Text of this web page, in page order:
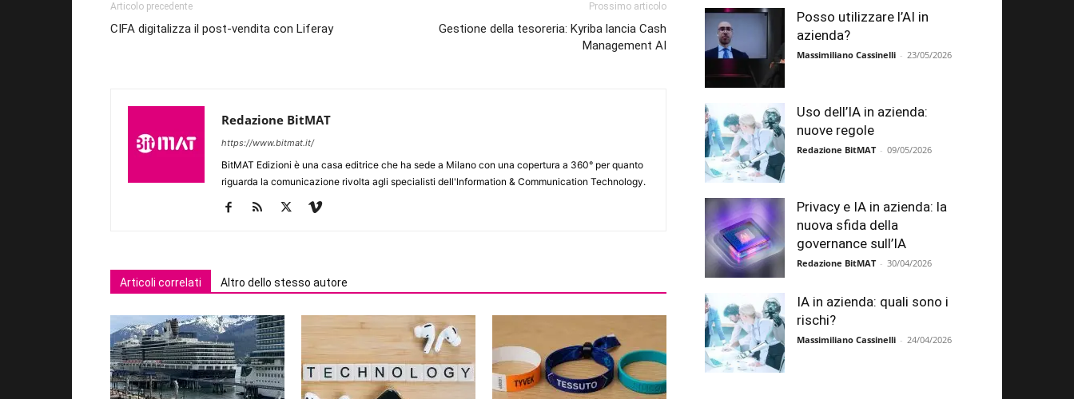
Articolo precedente
CIFA digitalizza il post-vendita con Liferay
Prossimo articolo
Gestione della tesoreria: Kyriba lancia Cash
Management AI
Redazione BitMAT
https://www.bitmat.it/
BitMAT Edizioni è una casa editrice che ha sede a Milano con una copertura a 360° per quanto
riguarda la comunicazione rivolta agli specialisti dell'lnformation & Communication Technology.
Articoli correlati Altro dello stesso autore
Posso utilizzare l’AI in
azienda?
Massimiliano Cassinelli - 23/05/2026
Uso dell’IA in azienda:
nuove regole
Redazione BitMAT - 09/05/2026
Privacy e IA in azienda: la
nuova sfida della
governance sull’IA
Redazione BitMAT - 30/04/2026
IA in azienda: quali sono i
rischi?
Massimiliano Cassinelli - 24/04/2026